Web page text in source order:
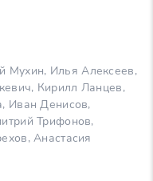
Мухин, Илья Алексеев,
Кирилл Ланцев,
Иван Денисов,
Трифонов,
Анастасия